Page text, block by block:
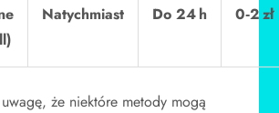
Natychmiast Do 24 h 0‑2 zł
że niektóre metody mogą